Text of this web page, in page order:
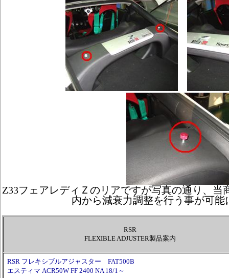
Z33フェアレディＺのリアですが写真の通り、当
内から減衰力調整を行う事が可能
RSR
FLEXIBLE ADJUSTER製品案内
RSR フレキシブルアジャスター FAT500B
エスティマ ACR50W FF 2400 NA 18/1～